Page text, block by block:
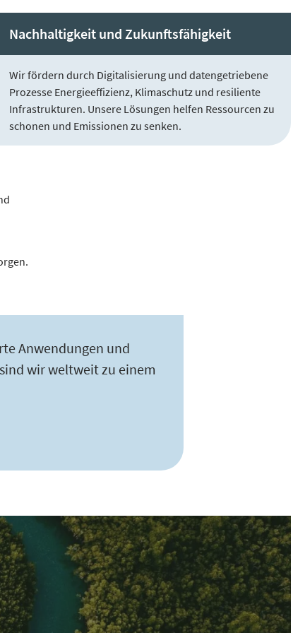
Nachhaltigkeit und Zukunftsfähigkeit
Wir fördern durch Digitalisierung und datengetriebene
Prozesse Energieeffizienz, Klimaschutz und resiliente
Infrastrukturen. Unsere Lösungen helfen Ressourcen zu
schonen und Emissionen zu senken.
Anwendungen und
wir weltweit zu einem